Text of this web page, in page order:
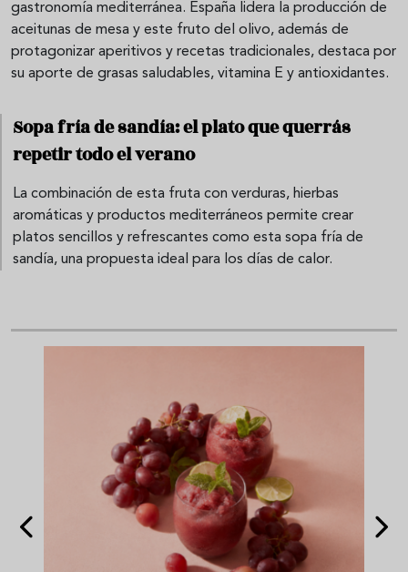
gastronomía mediterránea. España lidera la producción de
aceitunas de mesa y este fruto del olivo, además de
protagonizar aperitivos y recetas tradicionales, destaca por
su aporte de grasas saludables, vitamina E y antioxidantes.
Sopa fría de sandía: el plato que querrás
repetir todo el verano
La combinación de esta fruta con verduras, hierbas
aromáticas y productos mediterráneos permite crear
platos sencillos y refrescantes como esta sopa fría de
sandía, una propuesta ideal para los días de calor.